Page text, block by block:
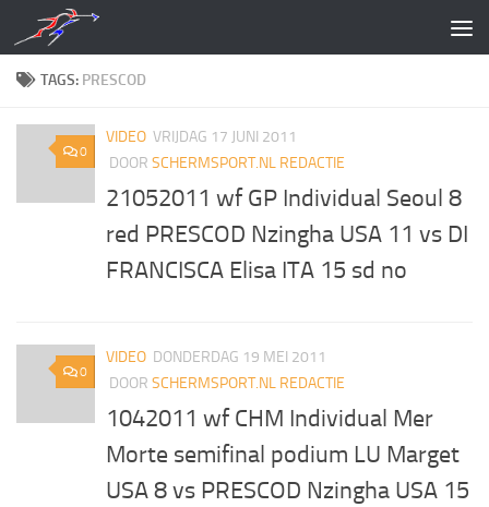
Doorgaan naar inhoud
TAGS: PRESCOD
0
VIDEO VRIJDAG 17 JUNI 2011
DOOR SCHERMSPORT.NL REDACTIE
21052011 wf GP Individual Seoul 8
red PRESCOD Nzingha USA 11 vs DI
FRANCISCA Elisa ITA 15 sd no
0
VIDEO DONDERDAG 19 MEI 2011
DOOR SCHERMSPORT.NL REDACTIE
1042011 wf CHM Individual Mer
Morte semifinal podium LU Marget
USA 8 vs PRESCOD Nzingha USA 15